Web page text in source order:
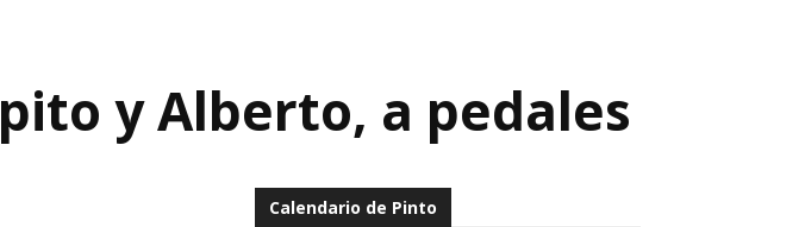
y Alberto, a pedales
Calendario de Pinto